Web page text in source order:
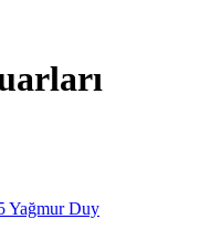
Yağmur Duy